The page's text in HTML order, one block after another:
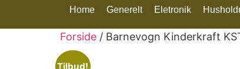
Home Generelt Eletronik
Forside / Barnevogn Kinderkraft
Tilbud!